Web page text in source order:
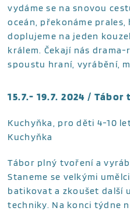
vydáme se na snovou
oceán, překonáme
doplujeme na jeden
králem. Čekají nás drama-
spoustu hraní, vyrábění,
15.7.- 19.7. 2024 /
Kuchyňka, pro děti 4-10
Kuchyňka
Tábor plný tvoření a
Staneme se velkými
batikovat a zkoušet další
techniky. Na konci týdne